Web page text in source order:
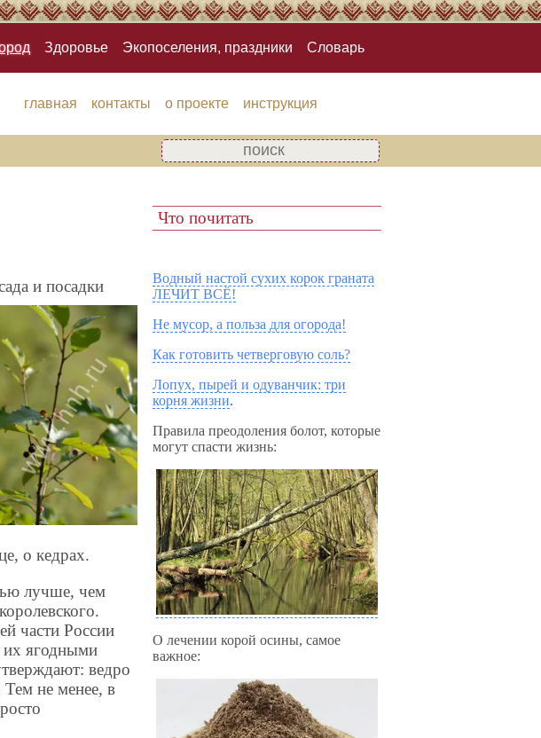
Здоровье Экопоселения, праздники Словарь
главная контакты о проекте инструкция
и посадки
о кедрах.
лучше, чем
части России
их ягодными
ведро
Тем не менее, в
Что почитать
Водный настой сухих корок граната
ЛЕЧИТ ВСЁ!
Не мусор, а польза для огорода!
Как готовить четверговую соль?
Лопух, пырей и одуванчик: три
корня жизни.
Правила преодоления болот, которые
могут спасти жизнь:
О лечении корой осины, самое
важное: